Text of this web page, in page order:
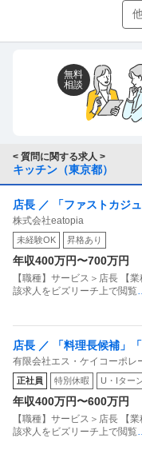
ているイメージでし
商品の置き場所を決
支払いに関してはオ
が残り管理しやすく
間違いを防ぐととも
必要になるかと思いま
これらについて社内
営の相談ができますよ
○お近くの商工会や商
○各都道府県にある「
https://
○独立行政法人中小企
https://
無料
相談
< 質問に関する求人 >
キッチン（東京都）
店長 ／ 「ファストカジ
般〜管理職）
株式会社eatopia
未経験OK 昇格あり
年収400万円〜700万円
【職種】サービス＞店長 【
該求人をビズリーチ上で閲覧
店長 ／ 「料理長候補」
す」～技術だけで終わら
有限会社エス・ケイコーポレ
正社員 特別休暇 U・Iター
年収400万円〜600万円
【職種】サービス＞店長 【
該求人をビズリーチ上で閲覧